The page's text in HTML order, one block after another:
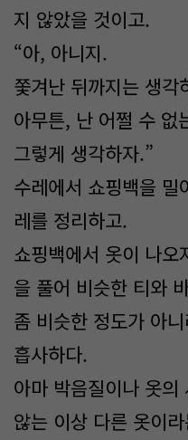
지 않았을 것이고.
“아, 아니지.
쫓겨난 뒤까지는 생각
아무튼, 난 어쩔 수 없
그렇게 생각하자.”
수레에서 쇼핑백을
레를 정리하고.
쇼핑백에서 옷이 나
을 풀어 비슷한 티와
좀 비슷한 정도가 아
흡사하다.
아마 박음질이나 옷의
않는 이상 다른 옷이